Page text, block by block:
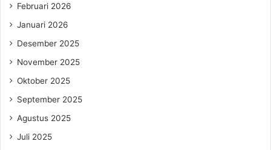
Februari 2026
Januari 2026
Desember 2025
November 2025
Oktober 2025
September 2025
Agustus 2025
Juli 2025